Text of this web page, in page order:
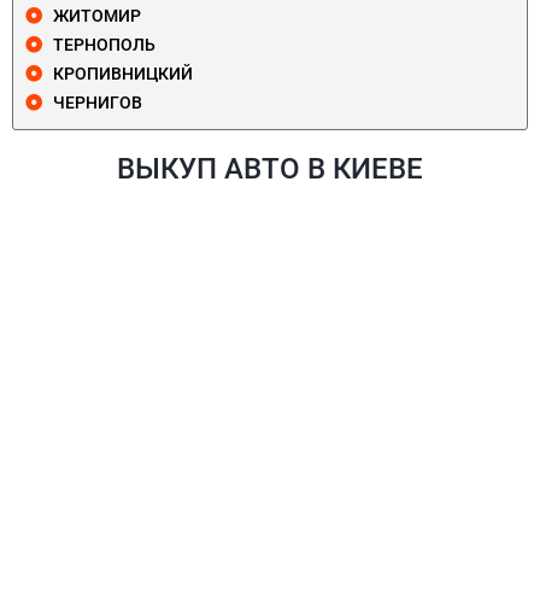
ЖИТОМИР
ТЕРНОПОЛЬ
КРОПИВНИЦКИЙ
ЧЕРНИГОВ
ВЫКУП АВТО В КИЕВЕ